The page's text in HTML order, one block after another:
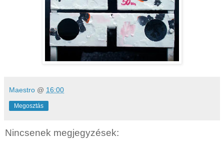
Maestro @ 16:00
Megosztás
Nincsenek megjegyzések: